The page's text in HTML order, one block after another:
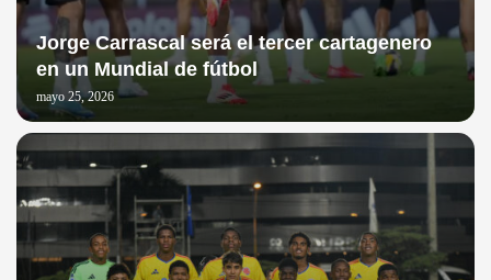
Jorge Carrascal será el tercer cartagenero
en un Mundial de fútbol
mayo 25, 2026